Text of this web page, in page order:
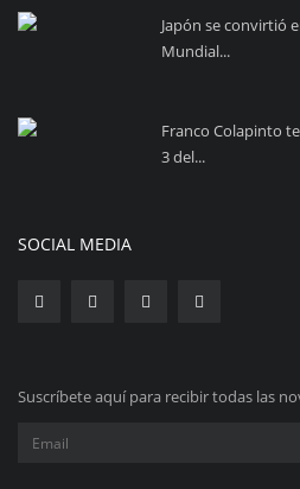
Japón se convirtió
Mundial...
Franco Colapinto
3 del...
SOCIAL MEDIA
Suscríbete aquí para recibir todas las